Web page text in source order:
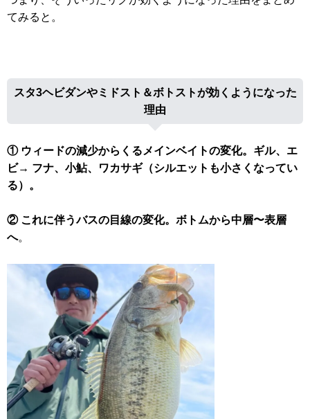
てみると。
スタ3ヘビダンやミドスト＆ボトストが効くようになった
理由
① ウィードの減少からくるメインベイトの変化。ギル、エ
ビ→ フナ、小鮎、ワカサギ（シルエットも小さくなってい
る）。
② これに伴うバスの目線の変化。ボトムから中層〜表層
へ。